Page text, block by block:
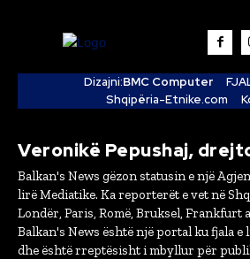
Dizajni:BMC Computer
Shqipëria-Etnike.com
Veronikë Pepushaj,
Balkan's News gëzon statusin e një
lirë Mediatike. Ka reporterët e vet në
Londër, Paris, Romë, Bruksel, Frankfurt
Balkan's News është një portal ku fjala
dhe është rreptësisht i mbyllur për